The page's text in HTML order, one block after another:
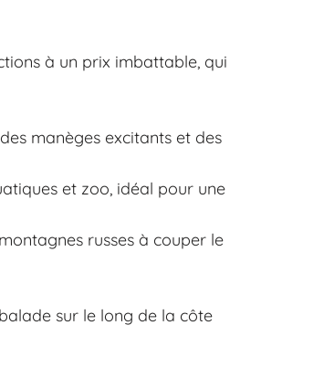
à un prix imbattable, qui
manèges excitants et des
et zoo, idéal pour une
russes à couper le
sur le long de la côte